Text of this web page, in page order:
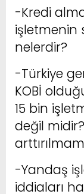
-Kredi
işletmenin
nelerdir?
-Türkiye
KOBİ
15 bin
değil
-Yandaş
iddiaları